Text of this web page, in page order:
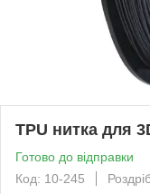
TPU нитка для
Готово до відправки
Код: 10-245